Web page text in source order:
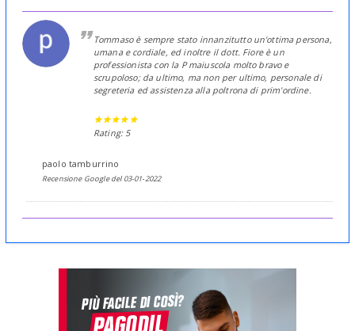
Tommaso è sempre stato innanzitutto un'ottima persona,
umana e cordiale, ed inoltre il dott. Fiore è un
professionista con la P maiuscola molto bravo e
scrupoloso; da ultimo, ma non per ultimo, personale di
segreteria ed assistenza alla poltrona di prim'ordine.
Rating: 5
paolo tamburrino
Recensione Google del 03-01-2022